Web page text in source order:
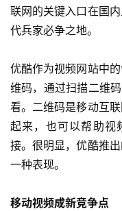
联网的关键入口在国
代兵家必争之地。
优酷作为视频网站中
维码，通过扫描二维
看。二维码是移动互
起来，也可以帮助视
接。很明显，优酷推
一种表现。
移动视频成新竞争点